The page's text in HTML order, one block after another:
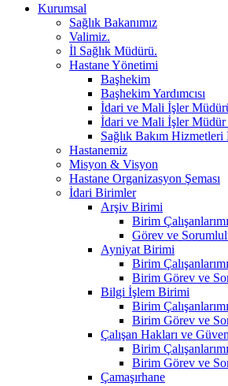
Kurumsal
Sağlık Bakanımız
Valimiz.
İl Sağlık Müdürü.
Hastane Yönetimi
Başhekim
Başhekim Yardımcısı
İdari ve Mali İşler
İdari ve Mali İşler Müdür
Sağlık Bakım
Hastanemiz
Misyon & Visyon
Hastane Organizasyon Şeması
İdari Birimler
Arşiv Birimi
Birim
Görev ve
Ayniyat Birimi
Birim
Birim Görev ve
Bilgi İşlem Birimi
Birim
Birim Görev ve
Çalışan Hakları ve
Birim
Birim Görev ve
Çamaşırhane